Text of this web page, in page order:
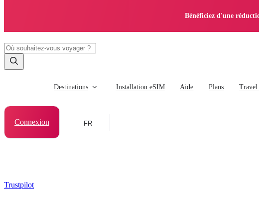
Bénéficiez d'une
Destinations Installation eSIM Aide Plans Travel
Connexion FR
Trustpilot